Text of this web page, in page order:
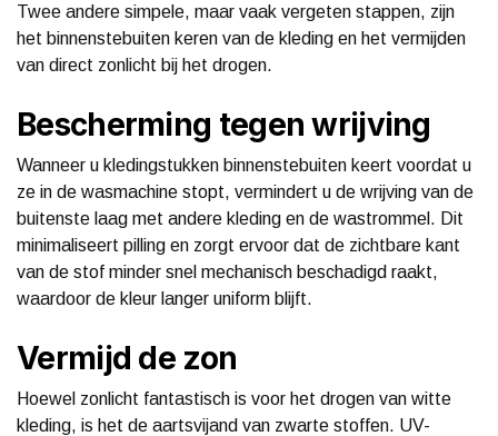
Twee andere simpele, maar vaak vergeten stappen, zijn
het binnenstebuiten keren van de kleding en het vermijden
van direct zonlicht bij het drogen.
Bescherming tegen wrijving
Wanneer u kledingstukken binnenstebuiten keert voordat u
ze in de wasmachine stopt, vermindert u de wrijving van de
buitenste laag met andere kleding en de wastrommel. Dit
minimaliseert pilling en zorgt ervoor dat de zichtbare kant
van de stof minder snel mechanisch beschadigd raakt,
waardoor de kleur langer uniform blijft.
Vermijd de zon
Hoewel zonlicht fantastisch is voor het drogen van witte
kleding, is het de aartsvijand van zwarte stoffen. UV-